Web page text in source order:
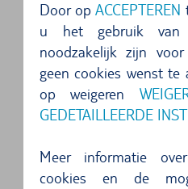
Door opACCEPTEREN
u het gebruik van
noodzakelijk zijn
geen cookies wenst te
op weigeren
GEDETAILLEERDE
Meer informatie
cookies en de
een groot aantal
perfecte huurauto voor
noorden van Italië
Genua, Florence en
maar ook in het
Brindisi en Salerno kun
een heleboel andere